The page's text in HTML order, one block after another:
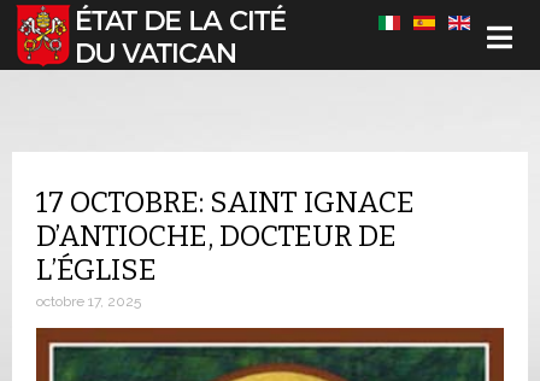
Sélectionnez votre langue
17 OCTOBRE: SAINT IGNACE
D’ANTIOCHE, DOCTEUR DE
L’ÉGLISE
octobre 17, 2025